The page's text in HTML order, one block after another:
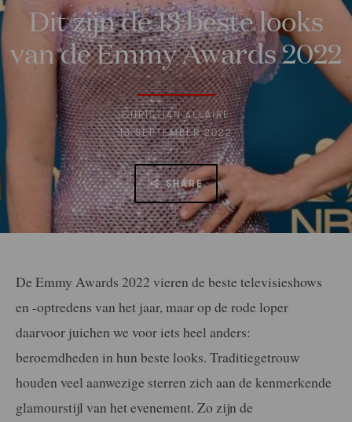
Dit zijn de 13 beste looks
van de Emmy Awards 2022
CHRISTIAN ALLAIRE
13 SEPTEMBER 2022
SHARE
De Emmy Awards 2022 vieren de beste televisieshows
en -optredens van het jaar, maar op de rode loper
daarvoor juichen we voor iets heel anders:
beroemdheden in hun beste looks. Traditiegetrouw
houden veel aanwezige sterren zich aan de kenmerkende
glamourstijl van het evenement. Zo zijn de